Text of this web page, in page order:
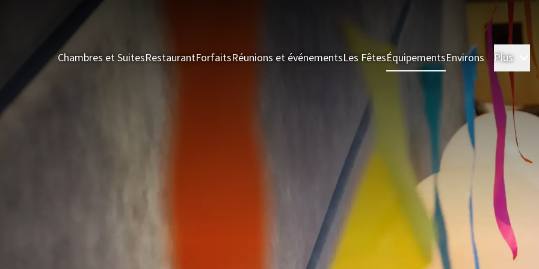
Chambres et SuitesRestaurantForfaitsRéunions et événementsLes FêtesÉquipementsEnvirons Plus